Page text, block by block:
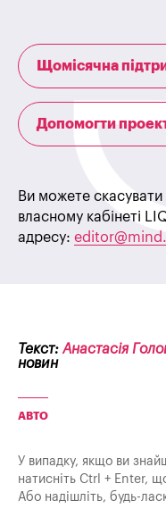
Щомісячна
Допомогти
Ви можете скасувати
власному кабінеті
адресу:
Текст: Анастасія
новин
АВТО
У випадку, якщо ви
натисніть Ctrl + Enter,
Або надішліть, будь-